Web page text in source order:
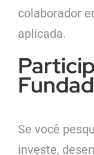
colaborador
aplicada.
Se você
investe,